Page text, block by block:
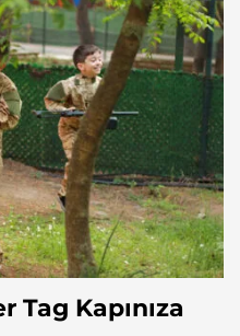
Tag Kapınıza